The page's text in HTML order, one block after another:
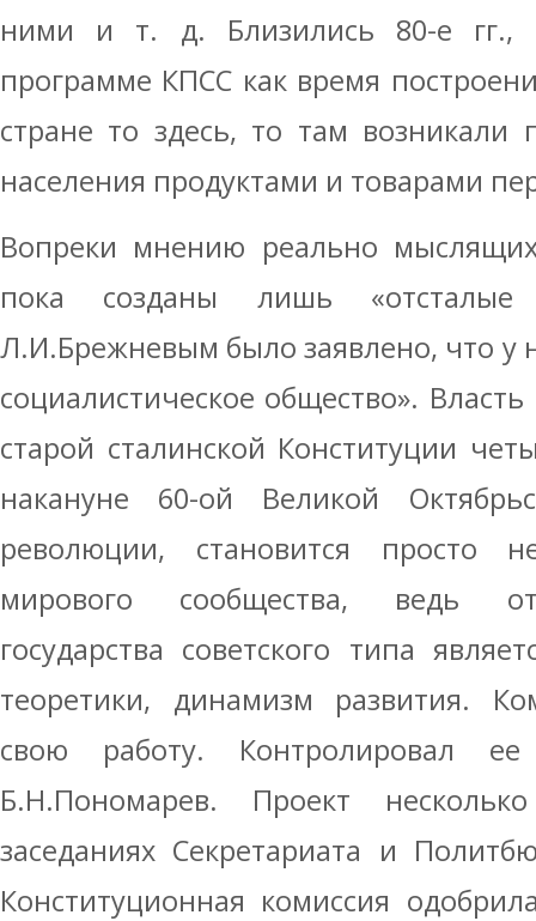
ними и т. д. Близились 80-е гг.,
программе КПСС как время
стране то здесь, то там возникали
населения продуктами и товарами
Вопреки мнению реально
пока созданы лишь «отсталые
Л.И.Брежневым было заявлено, что у
социалистическое общество».
старой сталинской Конституции
накануне 60-ой Великой
революции, становится просто
мирового сообщества, ведь
государства советского типа
теоретики, динамизм развития.
свою работу. Контролировал
Б.Н.Пономарев. Проект
заседаниях Секретариата и
Конституционная комиссия